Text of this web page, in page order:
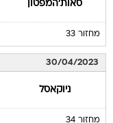
30/04/2023
ניוקאסל
08/05/2023